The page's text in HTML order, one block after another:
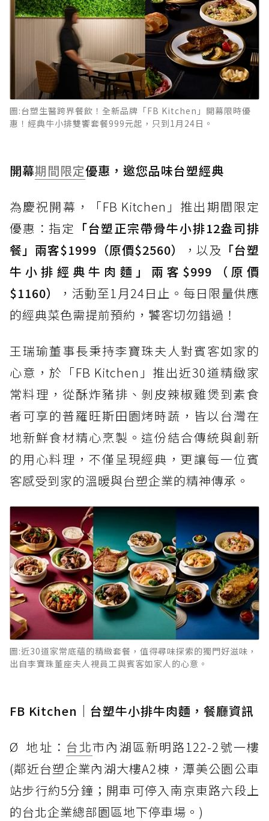
圖:台塑生醫跨界餐飲！全新品牌「FB Kitchen」開幕限時優
惠！經典牛小排雙饗套餐999元起，只到1月24日。
開幕期間限定優惠，邀您品味台塑經典
為慶祝開幕，「FB Kitchen」推出期間限定
優惠：指定 「台塑正宗帶骨牛小排12盎司排
餐」兩客$1999（原價$2560）
，以及 「台塑
牛小排經典牛肉麵」兩客$999（原價
$1160）
，活動至1月24日止。每日限量供應
的經典菜色需提前預約，饕客切勿錯過！
王瑞瑜董事長秉持李寶珠夫人對賓客如家的
心意，於「FB Kitchen」推出近30道精緻家
常料理，從酥炸豬排、剝皮辣椒雞煲到素食
者可享的普羅旺斯田園烤時蔬，皆以台灣在
地新鮮食材精心烹製。這份結合傳統與創新
的用心料理，不僅呈現經典，更讓每一位賓
客感受到家的溫暖與台塑企業的精神傳承。
圖:近30道家常底蘊的精緻套餐，值得尋味探索的獨門好滋味，
出自李寶珠董座夫人視員工與賓客如家人的心意。
FB Kitchen｜台塑牛小排牛肉麵，餐廳資訊
Ø 地址： 台北市內湖區新明路122-2號一樓
(鄰近台塑企業內湖大樓A2棟，潭美公園公車
站步行約5分鐘；開車可停入南京東路六段上
的台北企業總部園區地下停車場。)